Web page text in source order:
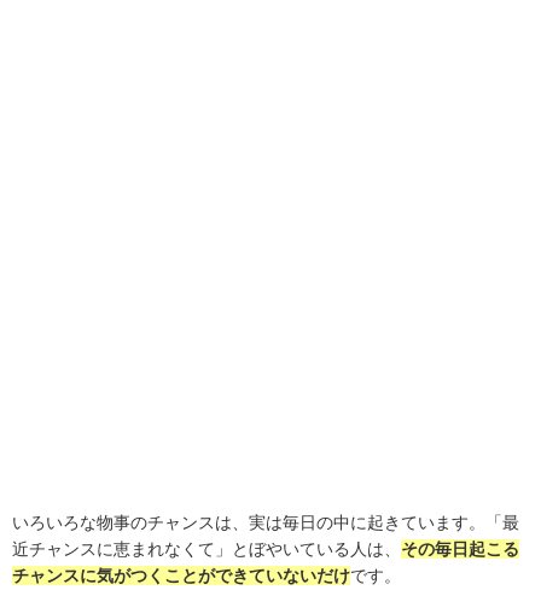
いろいろな物事のチャンスは、実は毎日の中に起きています。「最
近チャンスに恵まれなくて」とぼやいている人は、 その毎日起こる
チャンスに気がつくことができていないだけです。